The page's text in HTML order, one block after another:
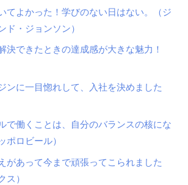
てよかった！学びのない日はない。（ジ
ド・ジョンソン）
決できたときの達成感が大きな魅力！
ンに一目惚れして、入社を決めました
で働くことは、自分のバランスの核にな
ポロビール）
があって今まで頑張ってこられました
ス）